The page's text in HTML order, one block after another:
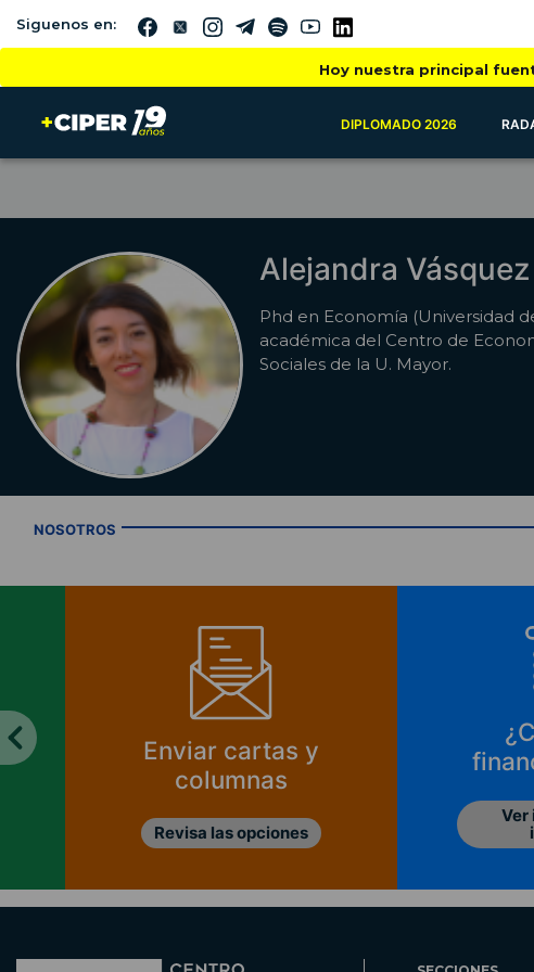
Siguenos en:
Hoy nuestra principal
DIPLOMADO 2026
Alejandra Vásquez
Phd en Economía (Universidad
académica del Centro de
Sociales de la U. Mayor.
NOSOTROS
Enviar cartas y
columnas
Revisa las opciones
Ver